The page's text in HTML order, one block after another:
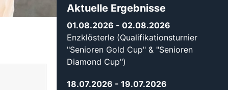
Aktuelle Ergebnisse
01.08.2026 - 02.08.2026
Enzklösterle (Qualifikationsturnier
"Senioren Gold Cup" & "Senioren
Diamond Cup")
18.07.2026 - 19.07.2026